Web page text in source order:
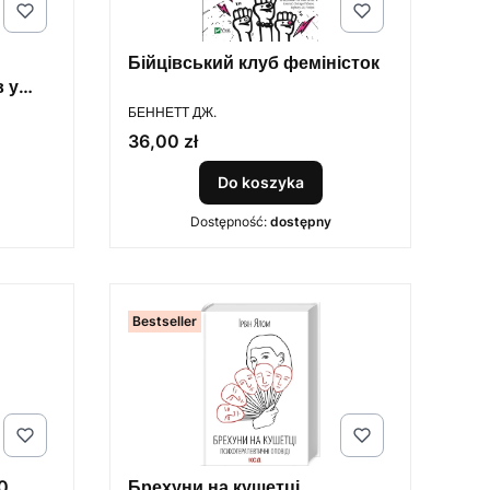
у
Бійцівський клуб феміністок
PRODUCENT
БЕННЕТТ ДЖ.
Cena
36,00 zł
Do koszyka
Dostępność: dostępny
Bestseller